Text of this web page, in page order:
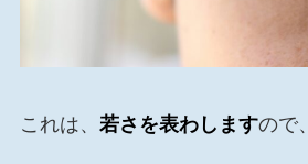
これは、 若さを表わしますので、